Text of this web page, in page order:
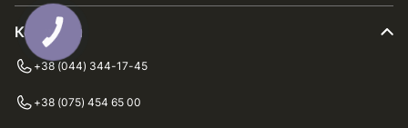
Контакти
+38 (044) 344-17-45
+38 (075) 454 65 00